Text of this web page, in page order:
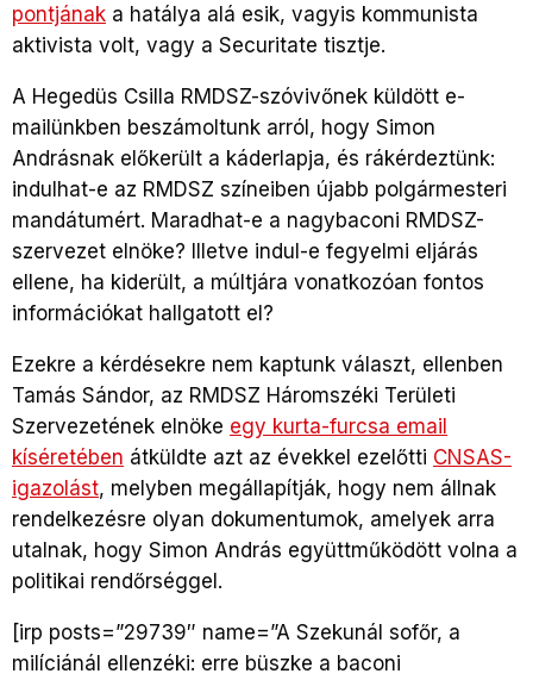
pontjának a hatálya alá esik, vagyis kommunista
aktivista volt, vagy a Securitate tisztje.
A Hegedüs Csilla RMDSZ-szóvivőnek küldött e-
mailünkben beszámoltunk arról, hogy Simon
Andrásnak előkerült a káderlapja, és rákérdeztünk:
indulhat-e az RMDSZ színeiben újabb polgármesteri
mandátumért. Maradhat-e a nagybaconi RMDSZ-
szervezet elnöke? Illetve indul-e fegyelmi eljárás
ellene, ha kiderült, a múltjára vonatkozóan fontos
információkat hallgatott el?
Ezekre a kérdésekre nem kaptunk választ, ellenben
Tamás Sándor, az RMDSZ Háromszéki Területi
Szervezetének elnöke egy kurta-furcsa email
kíséretében átküldte azt az évekkel ezelőtti CNSAS-
igazolást, melyben megállapítják, hogy nem állnak
rendelkezésre olyan dokumentumok, amelyek arra
utalnak, hogy Simon András együttműködött volna a
politikai rendőrséggel.
[irp posts=”29739″ name=”A Szekunál sofőr, a
milíciánál ellenzéki: erre büszke a baconi